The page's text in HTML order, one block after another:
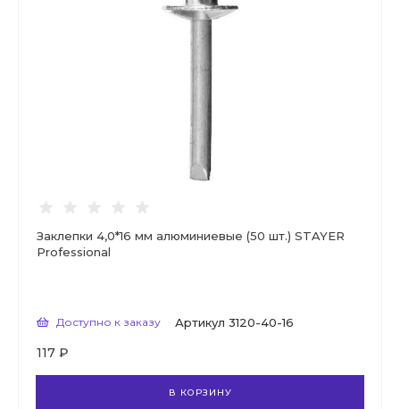
Заклепки 4,0*16 мм алюминиевые (50 шт.) STAYER
Professional
Доступно к заказу Артикул 3120-40-16
117 ₽
В КОРЗИНУ